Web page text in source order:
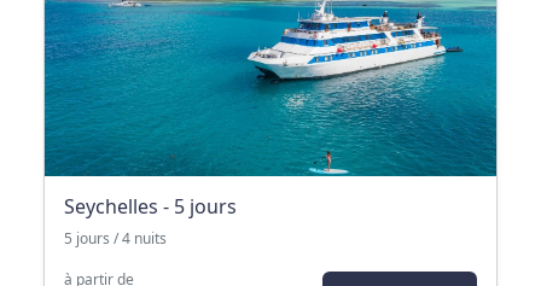
Seychelles - 5 jours
5 jours / 4 nuits
à partir de